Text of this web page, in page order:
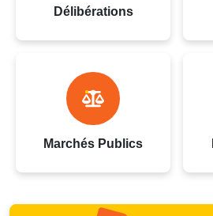
Délibérations
Marchés Publics